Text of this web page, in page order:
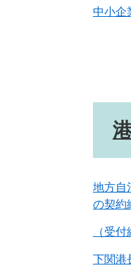
中小企
地方自
の契約
（受
下関港